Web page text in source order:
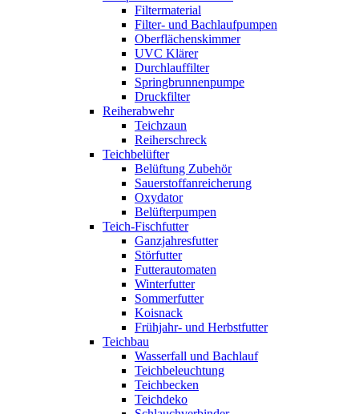
Filtermaterial
Filter- und Bachlaufpumpen
Oberflächenskimmer
UVC Klärer
Durchlauffilter
Springbrunnenpumpe
Druckfilter
Reiherabwehr
Teichzaun
Reiherschreck
Teichbelüfter
Belüftung Zubehör
Sauerstoffanreicherung
Oxydator
Belüfterpumpen
Teich-Fischfutter
Ganzjahresfutter
Störfutter
Futterautomaten
Winterfutter
Sommerfutter
Koisnack
Frühjahr- und Herbstfutter
Teichbau
Wasserfall und Bachlauf
Teichbeleuchtung
Teichbecken
Teichdeko